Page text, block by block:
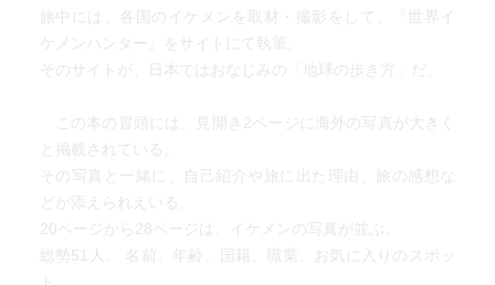
旅中には、各国のイケメンを取材・撮影をして、『世界イ
ケメンハンター』をサイトにて執筆。
そのサイトが、日本ではおなじみの「地球の歩き方」だ。
この本の冒頭には、見開き2ページに海外の写真が大きく
と掲載されている。
その写真と一緒に、自己紹介や旅に出た理由、旅の感想な
どが添えられえいる。
20ページから28ページは、イケメンの写真が並ぶ。
総勢51人。 名前、年齢、国籍、職業、お気に入りのスポッ